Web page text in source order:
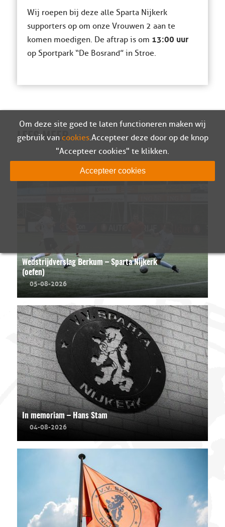
Wij roepen bij deze alle Sparta Nijkerk
supporters op om onze Vrouwen 2 aan te
komen moedigen. De aftrap is om 13:00 uur
op Sportpark “De Bosrand” in Stroe.
LEES MEER
Wedstrijdverslag Berkum – Sparta Nijkerk
(oefen)
05-08-2026
In memoriam – Hans Stam
04-08-2026
Om deze site goed te laten functioneren maken wij
gebruik van cookies. Accepteer deze door op de knop
"Accepteer cookies" te klikken.
Accepteer cookies